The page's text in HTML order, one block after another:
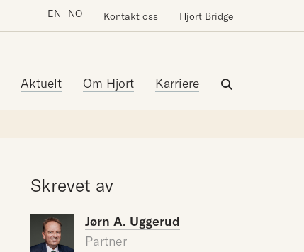
EN NO Kontakt oss Hjort Bridge
Aktuelt Om Hjort Karriere
Skrevet av
Jørn A. Uggerud
Partner